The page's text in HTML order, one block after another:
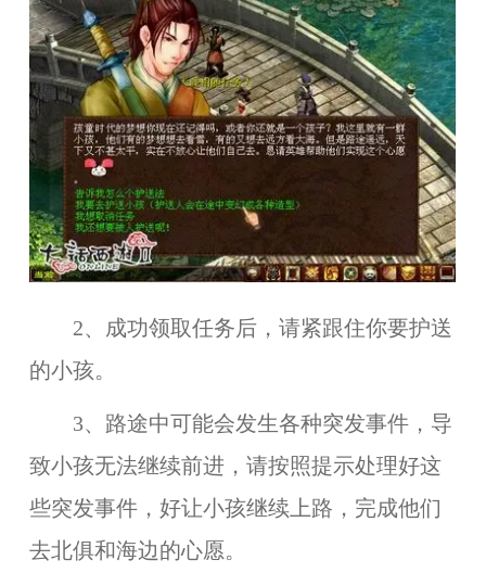
2、成功领取任务后，请紧跟住你要护送
的小孩。
3、路途中可能会发生各种突发事件，导
致小孩无法继续前进，请按照提示处理好这
些突发事件，好让小孩继续上路，完成他们
去北俱和海边的心愿。